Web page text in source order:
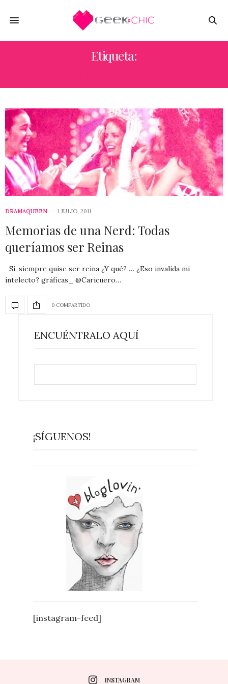
Etiqueta:
DRAMAQUEEN 1 JULIO, 2011
Memorias de una Nerd: Todas
queríamos ser Reinas
Sí, siempre quise ser reina ¿Y qué? … ¿Eso invalida mi
intelecto? gráficas_ @Caricuero…
0 COMPARTIDO
ENCUÉNTRALO AQUÍ
¡SÍGUENOS!
[instagram-feed]
INSTAGRAM